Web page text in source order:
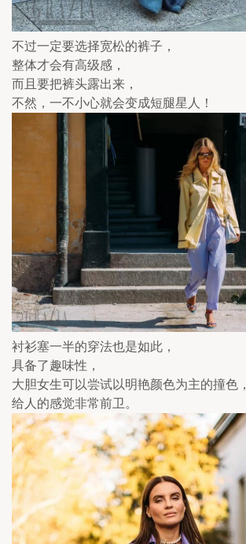
不过一定要选择宽松的裤子，
整体才会有高级感，
而且要把裤头露出来，
不然，一不小心就会变成短腿星人！
衬衫塞一半的穿法也是如此，
具备了趣味性，
大胆女生可以尝试以明艳颜色为主的撞色，
给人的感觉非常前卫。